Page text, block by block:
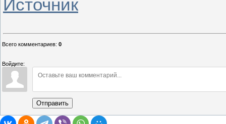
Источник
Всего комментариев: 0
Войдите:
Отправить